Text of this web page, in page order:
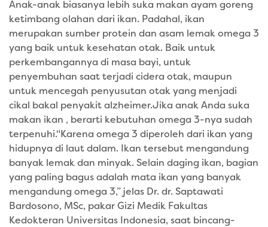
Anak-anak biasanya lebih suka makan ayam goreng
ketimbang olahan dari ikan. Padahal, ikan
merupakan sumber protein dan asam lemak omega 3
yang baik untuk kesehatan otak. Baik untuk
perkembangannya di masa bayi, untuk
penyembuhan saat terjadi cidera otak, maupun
untuk mencegah penyusutan otak yang menjadi
cikal bakal penyakit alzheimer.Jika anak Anda suka
makan ikan , berarti kebutuhan omega 3-nya sudah
terpenuhi."Karena omega 3 diperoleh dari ikan yang
hidupnya di laut dalam. Ikan tersebut mengandung
banyak lemak dan minyak. Selain daging ikan, bagian
yang paling bagus adalah mata ikan yang banyak
mengandung omega 3,” jelas Dr. dr. Saptawati
Bardosono, MSc, pakar Gizi Medik Fakultas
Kedokteran Universitas Indonesia, saat bincang-